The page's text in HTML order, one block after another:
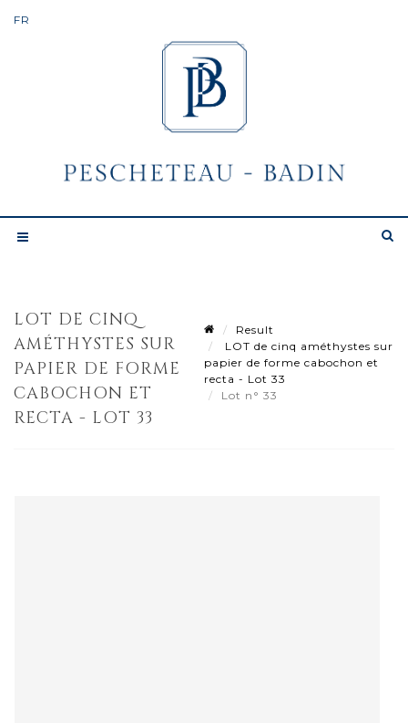
LOT DE CINQ
AMÉTHYSTES SUR
PAPIER DE FORME
CABOCHON ET
RECTA - LOT 33
Result
LOT de cinq améthystes sur
papier de forme cabochon et
recta - Lot 33
Lot n° 33